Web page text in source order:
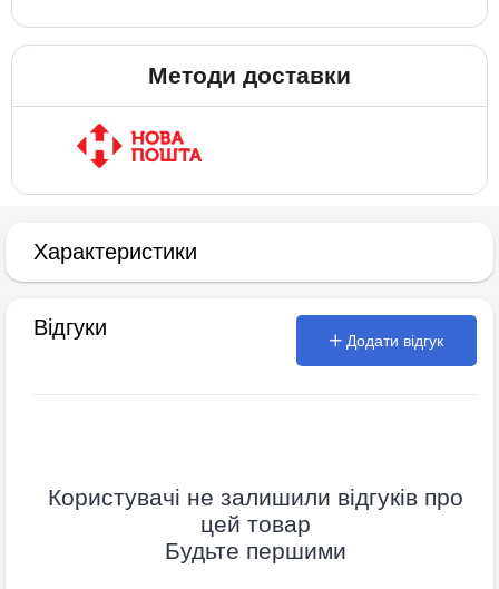
Методи доставки
Характеристики
Відгуки
Додати відгук
Користувачі не залишили відгуків про
цей товар
Будьте першими